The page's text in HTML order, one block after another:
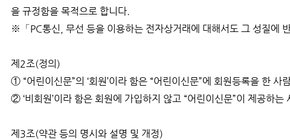
을 규정함을 목적으로 합니다.
※「PC통신, 무선 등을 이용하는 전자상거래에 대해서도 그 성질에
제2조(정의)
① “어린이신문”의 ‘회원’이라 함은 “어린이신문”에 회원등록을 한 사
② ‘비회원’이라 함은 회원에 가입하지 않고 “어린이신문”이 제공하
제3조(약관 등의 명시와 설명 및 개정)